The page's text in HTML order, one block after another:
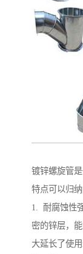
镀锌螺旋管
特点可以归纳
1. 耐腐蚀性
密的锌层，
大延长了使